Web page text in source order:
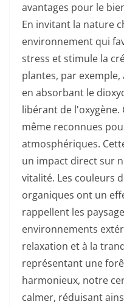
avantages pour le
En invitant la nature
environnement qui
stress et stimule la
plantes, par
en absorbant le
libérant de l'oxygène.
même reconnues
atmosphériques.
un impact direct sur
vitalité. Les couleurs
organiques ont un
rappellent les
environnements
relaxation et à la
représentant une
harmonieux, notre
calmer, réduisant